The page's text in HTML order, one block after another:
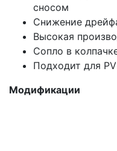
сносом
Снижение
Высокая
Сопло в
Подходит для
Модификации